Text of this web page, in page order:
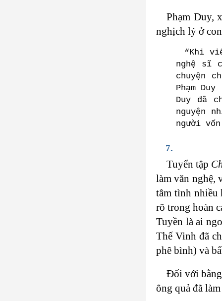
Phạm Duy,
nghịch lý ở
“Khi
nghệ sĩ
chuyện
Phạm
Duy đã
nguyện
người
7.
Tuyển tập
làm văn nghệ,
tâm tình nhiều
rõ trong hoàn
Tuyền là ai
Thế Vinh đã
phê bình) và
Đối với
ông quả đã